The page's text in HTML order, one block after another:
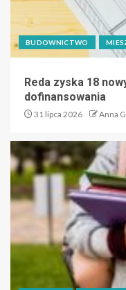
BUDOWNICTWO
Reda zyska 18
dofinansowania
31 lipca 2026 Anna